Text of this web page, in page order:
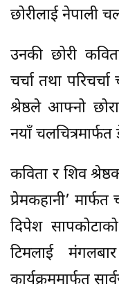
छोरीलाई नेपाली
उनकी छोरी
चर्चा तथा
श्रेष्ठले आफ्नो
नयाँ
कविता र शिव
प्रेमकहानी’
दिपेश
टिमलाई
कार्यक्रममार्फत